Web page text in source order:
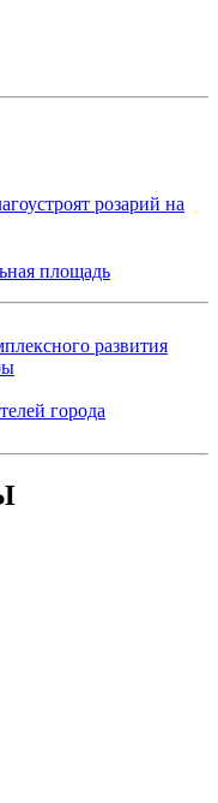
розарий на
площадь
развития
города